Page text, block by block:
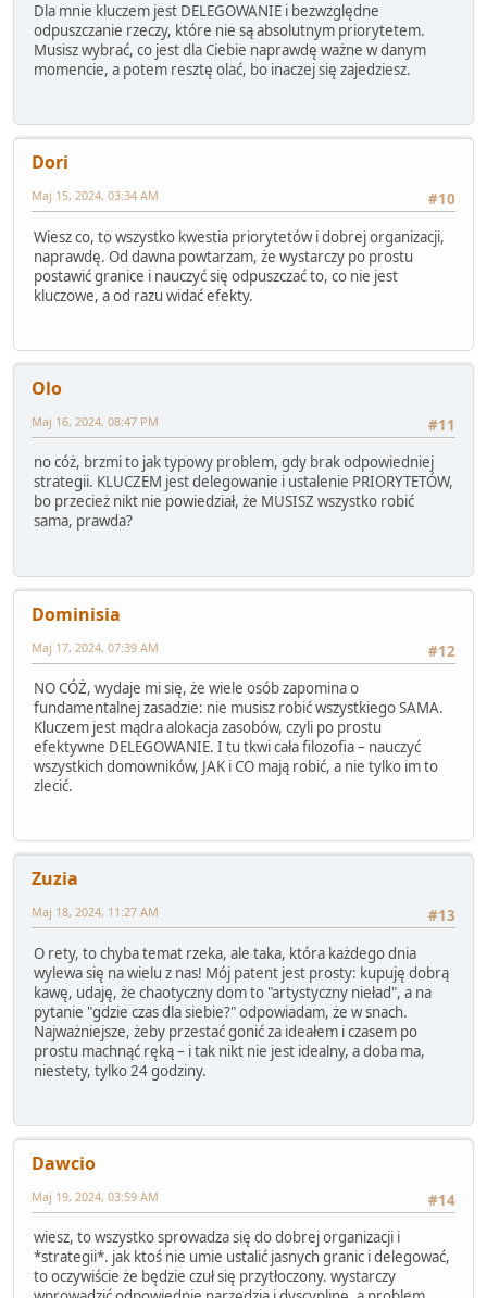
Dla mnie kluczem jest DELEGOWANIE i bezwzględne
odpuszczanie rzeczy, które nie są absolutnym priorytetem.
Musisz wybrać, co jest dla Ciebie naprawdę ważne w danym
momencie, a potem resztę olać, bo inaczej się zajedziesz.
Dori
#10
Maj 15, 2024, 03:34 AM
Wiesz co, to wszystko kwestia priorytetów i dobrej organizacji,
naprawdę. Od dawna powtarzam, że wystarczy po prostu
postawić granice i nauczyć się odpuszczać to, co nie jest
kluczowe, a od razu widać efekty.
Olo
#11
Maj 16, 2024, 08:47 PM
no cóż, brzmi to jak typowy problem, gdy brak odpowiedniej
strategii. KLUCZEM jest delegowanie i ustalenie PRIORYTETÓW,
bo przecież nikt nie powiedział, że MUSISZ wszystko robić
sama, prawda?
Dominisia
#12
Maj 17, 2024, 07:39 AM
NO CÓŻ, wydaje mi się, że wiele osób zapomina o
fundamentalnej zasadzie: nie musisz robić wszystkiego SAMA.
Kluczem jest mądra alokacja zasobów, czyli po prostu
efektywne DELEGOWANIE. I tu tkwi cała filozofia – nauczyć
wszystkich domowników, JAK i CO mają robić, a nie tylko im to
zlecić.
Zuzia
#13
Maj 18, 2024, 11:27 AM
O rety, to chyba temat rzeka, ale taka, która każdego dnia
wylewa się na wielu z nas! Mój patent jest prosty: kupuję dobrą
kawę, udaję, że chaotyczny dom to "artystyczny nieład", a na
pytanie "gdzie czas dla siebie?" odpowiadam, że w snach.
Najważniejsze, żeby przestać gonić za ideałem i czasem po
prostu machnąć ręką – i tak nikt nie jest idealny, a doba ma,
niestety, tylko 24 godziny.
Dawcio
#14
Maj 19, 2024, 03:59 AM
wiesz, to wszystko sprowadza się do dobrej organizacji i
*strategii*. jak ktoś nie umie ustalić jasnych granic i delegować,
to oczywiście że będzie czuł się przytłoczony. wystarczy